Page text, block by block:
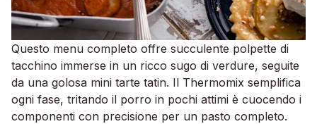
Questo menu completo offre succulente polpette di
tacchino immerse in un ricco sugo di verdure, seguite
da una golosa mini tarte tatin. Il Thermomix semplifica
ogni fase, tritando il porro in pochi attimi è cuocendo i
componenti con precisione per un pasto completo.